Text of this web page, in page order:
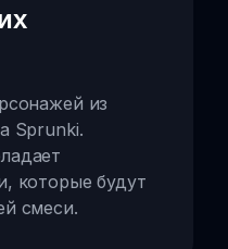
из
Sprunki.
которые будут
смеси.